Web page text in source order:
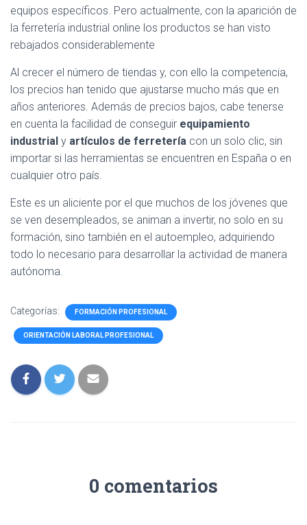
equipos específicos. Pero actualmente, con la aparición de
la ferretería industrial online los productos se han visto
rebajados considerablemente
Al crecer el número de tiendas y, con ello la competencia,
los precios han tenido que ajustarse mucho más que en
años anteriores. Además de precios bajos, cabe tenerse
en cuenta la facilidad de conseguir equipamiento
industrial y artículos de ferretería con un solo clic, sin
importar si las herramientas se encuentren en España o en
cualquier otro país.
Este es un aliciente por el que muchos de los jóvenes que
se ven desempleados, se animan a invertir, no solo en su
formación, sino también en el autoempleo, adquiriendo
todo lo necesario para desarrollar la actividad de manera
autónoma.
Categorías: FORMACIÓN PROFESIONAL
ORIENTACIÓN LABORAL PROFESIONAL
0 comentarios